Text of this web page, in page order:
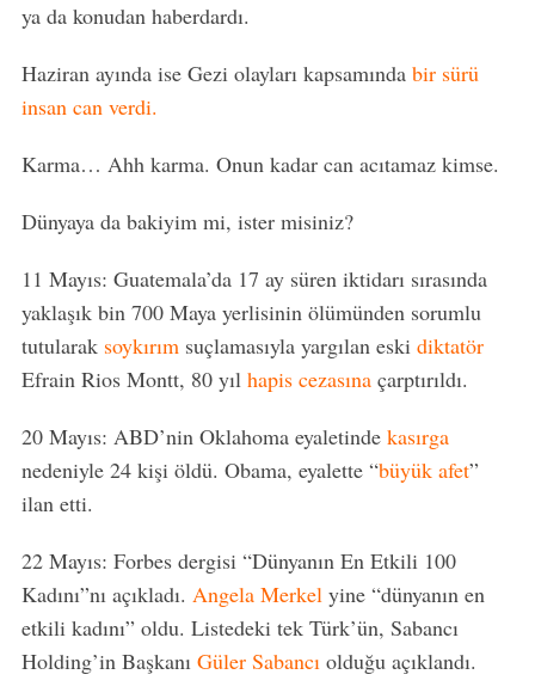
ya da konudan haberdardı.
Haziran ayında ise Gezi olayları kapsamında bir sürü
insan can verdi.
Karma… Ahh karma. Onun kadar can acıtamaz kimse.
Dünyaya da bakiyim mi, ister misiniz?
11 Mayıs: Guatemala’da 17 ay süren iktidarı sırasında
yaklaşık bin 700 Maya yerlisinin ölümünden sorumlu
tutularaksoykırımsuçlamasıyla yargılan eskidiktatör
Efrain Rios Montt, 80 yıl hapis cezasınaçarptırıldı.
20 Mayıs: ABD’nin Oklahoma eyaletinde kasırga
nedeniyle 24 kişi öldü. Obama, eyalette “büyük afet”
ilan etti.
22 Mayıs: Forbes dergisi “Dünyanın En Etkili 100
Kadını”nı açıkladı. Angela Merkelyine “dünyanın en
etkili kadını” oldu. Listedeki tek Türk’ün, Sabancı
Holding’in Başkanı Güler Sabancıolduğu açıklandı.